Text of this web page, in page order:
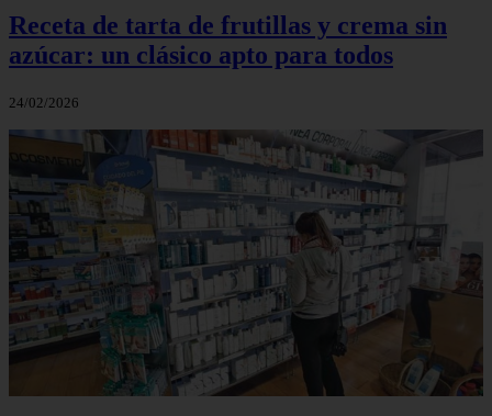
Receta de tarta de frutillas y crema sin
azúcar: un clásico apto para todos
24/02/2026